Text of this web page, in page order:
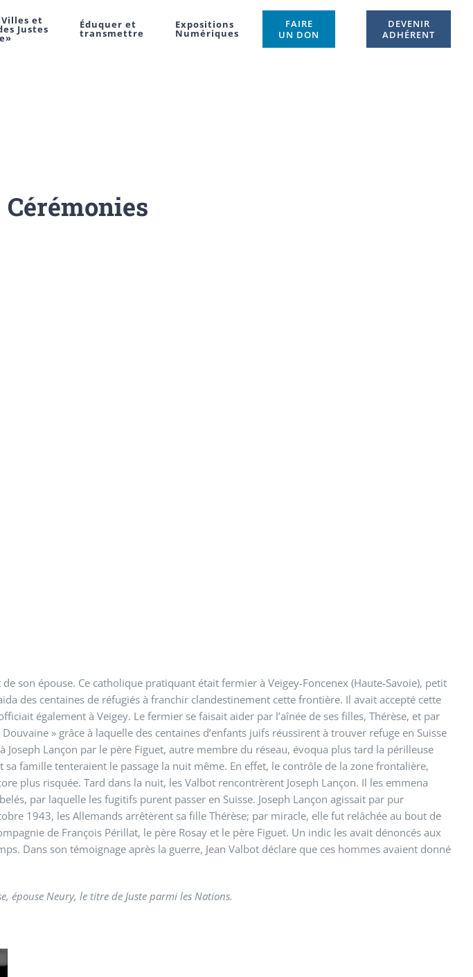
et
Justes Éduquer et
transmettre
Expositions
Numériques
FAIRE
UN DON
DEVENIR
ADHÉRENT
Cérémonies
son épouse. Ce catholique pratiquant était fermier à Veigey-Foncenex (Haute-Savoie), petit
des centaines de réfugiés à franchir clandestinement cette frontière. Il avait accepté cette
également à Veigey. Le fermier se faisait aider par l’aînée de ses filles, Thérèse, et par
» grâce à laquelle des centaines d’enfants juifs réussirent à trouver refuge en Suisse
Joseph Lançon par le père Figuet, autre membre du réseau, évoqua plus tard la périlleuse
famille tenteraient le passage la nuit même. En effet, le contrôle de la zone frontalière,
plus risquée. Tard dans la nuit, les Valbot rencontrèrent Joseph Lançon. Il les emmena
par laquelle les fugitifs purent passer en Suisse. Joseph Lançon agissait par pur
1943, les Allemands arrêtèrent sa fille Thérèse; par miracle, elle fut relâchée au bout de
de François Périllat, le père Rosay et le père Figuet. Un indic les avait dénoncés aux
Dans son témoignage après la guerre, Jean Valbot déclare que ces hommes avaient donné
épouse Neury, le titre de Juste parmi les Nations.